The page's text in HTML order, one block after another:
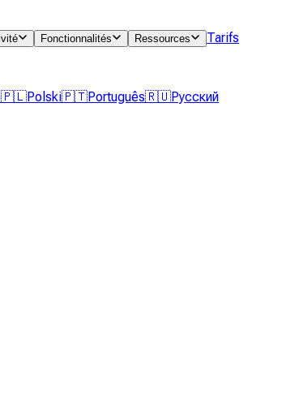
Fonctionnalités Ressources Tarifs
🇵🇱Polski🇵🇹Português🇷🇺Русский